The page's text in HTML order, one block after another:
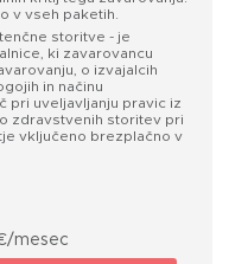
v vseh paketih.
storitve - je
ki zavarovancu
o izvajalcih
in načinu
pri uveljavljanju pravic iz
zdravstvenih storitev pri
vključeno brezplačno v
mesec